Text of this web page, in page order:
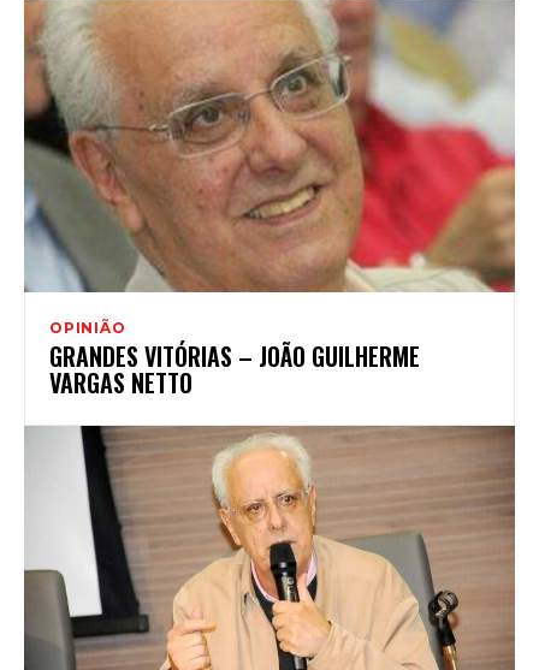
OPINIÃO
GRANDES VITÓRIAS – JOÃO GUILHERME
VARGAS NETTO